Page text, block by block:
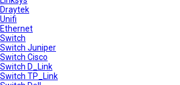
Draytek
Unifi
Ethernet
Switch
Switch Juniper
Switch Cisco
Switch D_Link
Switch TP_Link